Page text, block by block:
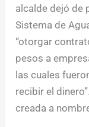
alcalde dejó de
Sistema de
“otorgar
pesos a
las cuales
recibir el
creada a